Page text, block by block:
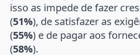
isso as impede de fazer
(51%), de satisfazer as
(55%) e de pagar aos
(58%).